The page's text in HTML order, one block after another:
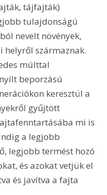
tájfajták)
tulajdonságú
nevelt növények,
származnak.
múlttal
beporzású
keresztül a
gyűjtött
mi is
a legjobb
legjobb termést hozó
és azokat vetjük el
és javítva a fajta